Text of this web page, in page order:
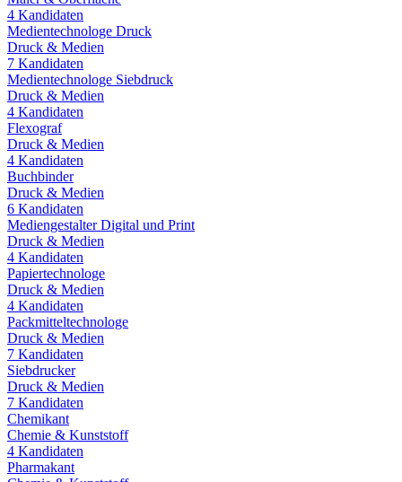
4 Kandidaten
Medientechnologe Druck
Druck & Medien
7 Kandidaten
Medientechnologe Siebdruck
Druck & Medien
4 Kandidaten
Flexograf
Druck & Medien
4 Kandidaten
Buchbinder
Druck & Medien
6 Kandidaten
Mediengestalter Digital und Print
Druck & Medien
4 Kandidaten
Papiertechnologe
Druck & Medien
4 Kandidaten
Packmitteltechnologe
Druck & Medien
7 Kandidaten
Siebdrucker
Druck & Medien
7 Kandidaten
Chemikant
Chemie & Kunststoff
4 Kandidaten
Pharmakant